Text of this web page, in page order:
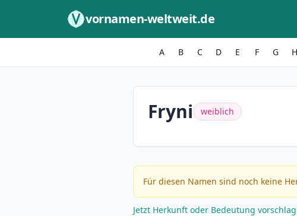
vornamen-weltweit.de
A B C D E F G H
Fryni weiblich
Für diesen Namen sind noch keine
Jetzt Herkunft oder Bedeutung